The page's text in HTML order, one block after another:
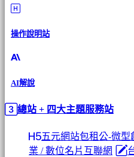
操作說明站
AI解說
總站 + 四大主題服務站
五元網站包租公-微型
業 / 數位名片互聯網